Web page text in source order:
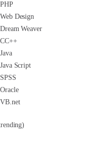
Design
Weaver
Script